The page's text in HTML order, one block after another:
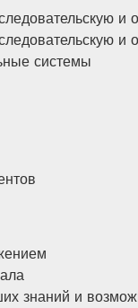
и
и
системы
знаний и